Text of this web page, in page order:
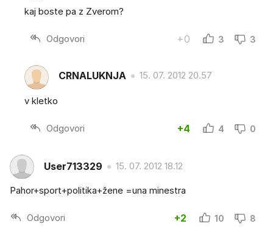
kaj boste pa z Zverom?
Odgovori +0 3 3
CRNALUKNJA 15. 07. 2012 20.57
v kletko
Odgovori +4 4 0
User713329 15. 07. 2012 18.12
Pahor+sport+politika+žene =una minestra
Odgovori +2 10 8